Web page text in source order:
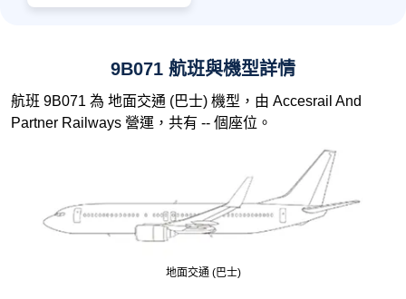
9B071 航班與機型詳情
航班 9B071 為 地面交通 (巴士) 機型，由 Accesrail And
Partner Railways 營運，共有 -- 個座位。
地面交通 (巴士)